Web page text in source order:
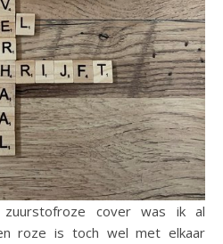
roze is toch wel met elkaar